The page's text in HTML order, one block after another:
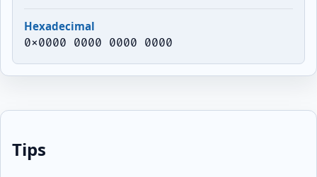
Hexadecimal
0x0000 0000 0000 0000
Tips